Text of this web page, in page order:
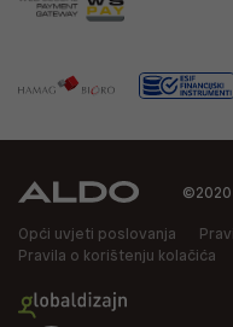
©2020
Opći uvjeti poslovanja
Pravila o korištenju kolačića